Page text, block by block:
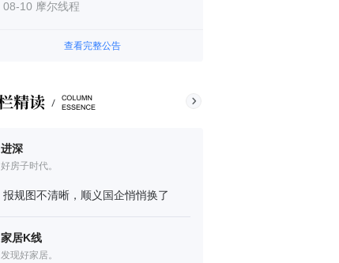
08-10 摩尔线程
查看完整公告
进深
好房子时代。
报规图不清晰，顺义国企悄悄换了
家居K线
发现好家居。